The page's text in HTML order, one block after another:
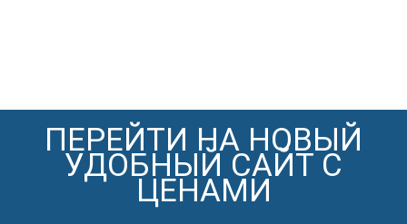
ПЕРЕЙТИ НА НОВЫЙ
УДОБНЫЙ САЙТ С
ЦЕНАМИ